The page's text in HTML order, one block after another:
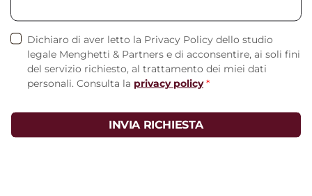
Dichiaro di aver letto la Privacy Policy dello studio
legale Menghetti & Partners e di acconsentire, ai soli fini
del servizio richiesto, al trattamento dei miei dati
personali. Consulta la privacy policy *
INVIA RICHIESTA